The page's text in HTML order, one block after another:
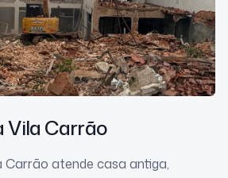
Vila Carrão
Carrão atende casa antiga,